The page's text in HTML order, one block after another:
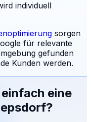
individuell
sorgen
für relevante
gefunden
Kunden werden.
eine
?